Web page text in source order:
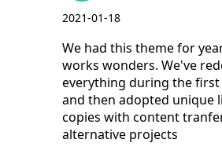
2021-01-18
We had this theme for
works wonders. We've
everything during the first
and then adopted unique
copies with content
alternative projects